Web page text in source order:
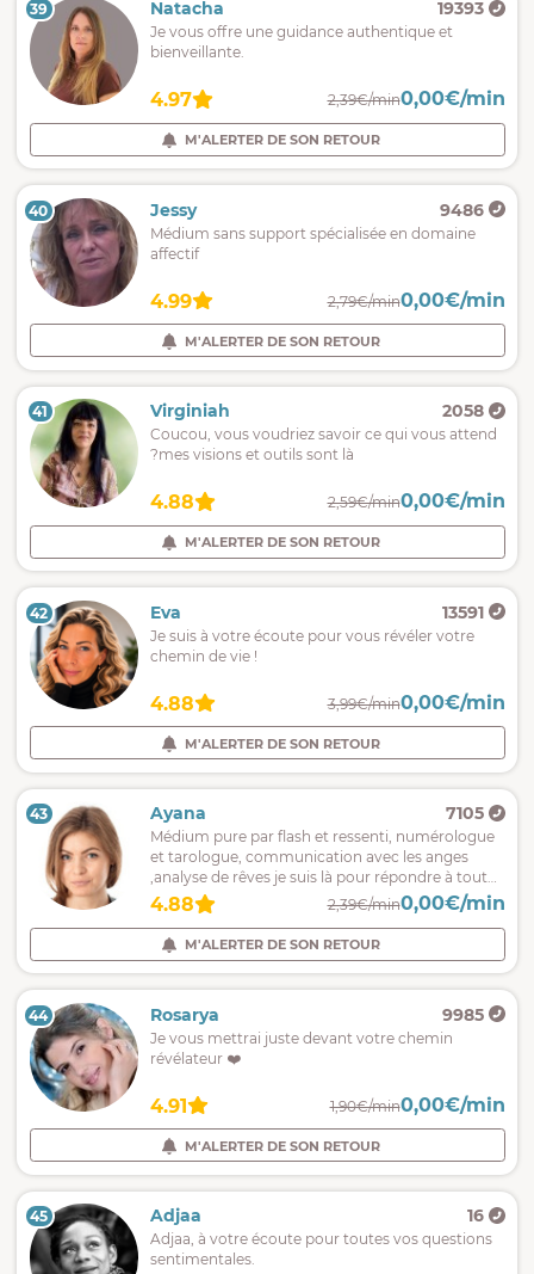
39 Natacha 19393
Je vous offre une guidance authentique et
bienveillante.
4.97 2,39€/min0,00€/min
M'ALERTER DE SON RETOUR
40 Jessy 9486
Médium sans support spécialisée en domaine
affectif
4.99 2,79€/min0,00€/min
M'ALERTER DE SON RETOUR
41 Virginiah 2058
Coucou, vous voudriez savoir ce qui vous attend
?mes visions et outils sont là
4.88 2,59€/min0,00€/min
M'ALERTER DE SON RETOUR
42 Eva 13591
Je suis à votre écoute pour vous révéler votre
chemin de vie !
4.88 3,99€/min0,00€/min
M'ALERTER DE SON RETOUR
43 Ayana 7105
Médium pure par flash et ressenti, numérologue
et tarologue, communication avec les anges
,analyse de rêves je suis là pour répondre à toutes
vos question et vous guider vers le bon chemin.
4.88 2,39€/min0,00€/min
M'ALERTER DE SON RETOUR
44 Rosarya 9985
Je vous mettrai juste devant votre chemin
révélateur ❤️
4.91 1,90€/min0,00€/min
M'ALERTER DE SON RETOUR
45 Adjaa 16
Adjaa, à votre écoute pour toutes vos questions
sentimentales.